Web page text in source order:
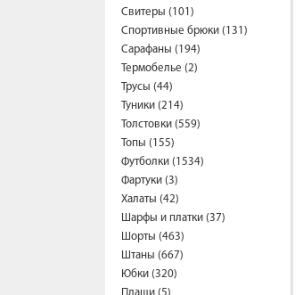
Свитеры (101)
Спортивные брюки (131)
Сарафаны (194)
Термобелье (2)
Трусы (44)
Туники (214)
Толстовки (559)
Топы (155)
Футболки (1534)
Фартуки (3)
Халаты (42)
Шарфы и платки (37)
Шорты (463)
Штаны (667)
Юбки (320)